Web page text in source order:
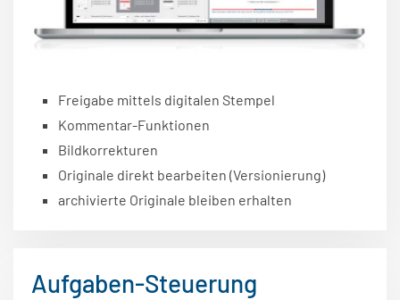
Freigabe mittels digitalen Stempel
Kommentar-Funktionen
Bildkorrekturen
Originale direkt bearbeiten (Versionierung)
archivierte Originale bleiben erhalten
Aufgaben-Steuerung